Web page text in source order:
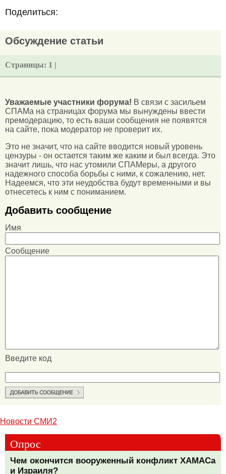
Поделиться:
Обсуждение статьи
Страницы: 1 |
Уважаемые участники форума! В связи с засильем
СПАМа на страницах форума мы вынуждены ввести
премодерацию, то есть ваши сообщения не появятся
на сайте, пока модератор не проверит их.
Это не значит, что на сайте вводится новый уровень
цензуры - он остается таким же каким и был всегда. Это
значит лишь, что нас утомили СПАМеры, а другого
надежного способа борьбы с ними, к сожалению, нет.
Надеемся, что эти неудобства будут временными и вы
отнесетесь к ним с пониманием.
Добавить сообщение
Имя
Сообщение
Введите код
Новости СМИ2
Опрос
Чем окончится вооруженный конфликт ХАМАСа
и Израиля?